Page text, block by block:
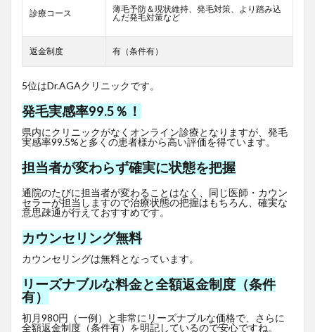
診療コース
薄毛予防＆現状維持、発毛対策、より踏み込
んだ発毛対策など
返金制度 有（条件有）
5位はDr.AGAクリニックです。
発毛実感率99.5％！
県内にクリニックがなくオンライン診療となりますが、発毛
実感率99.5%と多くの患者様から高い評価を得ています。
担当者が変わらず確実に状態を把握
通院のたびに担当者が変わることはなく、同じ医師・カウン
セラーが担当しますので治療状態の把握はもちろん、確実な
意思疎通が行えておすすめです。
カウンセリング無料
カウンセリングは無料となっています。
リーズナブルな料金と全額返金制度（条件
有）
初月980円（一例）と非常にリーズナブルな価格で、さらに
全額返金制度（条件有）を明記しているので安心ですね。